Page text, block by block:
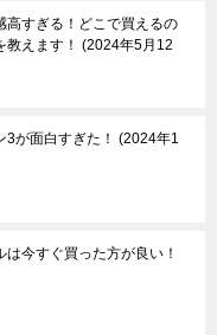
高すぎる！どこで買えるの
えます！
2024年5月12
が面白すぎた！
2024年1
今すぐ買った方が良い！